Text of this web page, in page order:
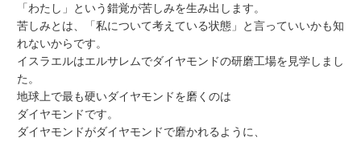
「わたし」という錯覚が苦しみを生み出します。
苦しみとは、「私について考えている状態」と言っていいかも知
れないからです。
イスラエルはエルサレムでダイヤモンドの研磨工場を見学しまし
た。
地球上で最も硬いダイヤモンドを磨くのは
ダイヤモンドです。
ダイヤモンドがダイヤモンドで磨かれるように、